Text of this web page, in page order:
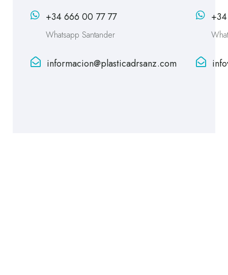
+34 666 00 77 77
Whatsapp Santander
informacion@plasticadrsanz.com